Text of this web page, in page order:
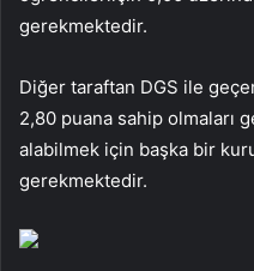
gerekmektedir.
Diğer taraftan DGS ile
2,80 puana sahip olmaları
alabilmek için başka bir
gerekmektedir.